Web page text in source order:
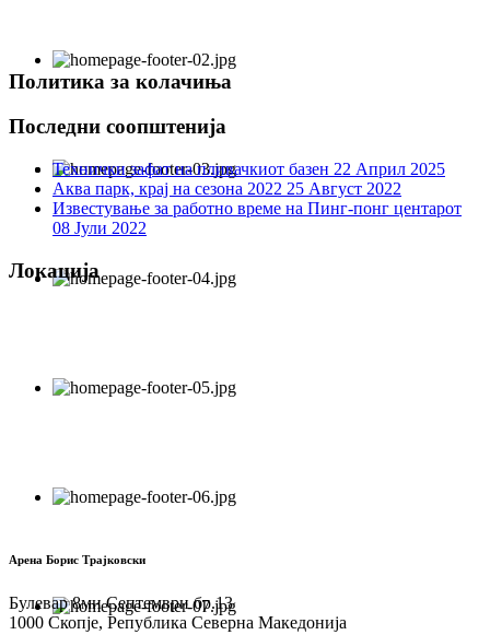
Политика за колачиња
Последни соопштенија
Технички зафат на пливачкиот базен 22 Април 2025
Аква парк, крај на сезона 2022 25 Август 2022
Известување за работно време на Пинг-понг центарот
08 Јули 2022
Локација
Арена Борис Трајковски
Булевар 8ми Септември бр.13
1000 Скопје, Република Северна Македонија